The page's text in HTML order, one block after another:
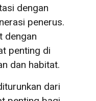
dengan
penerus.
dengan
penting di
dan habitat.
dari